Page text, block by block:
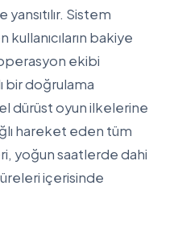
Sistem
bakiye
ekibi
bir doğrulama
dürüst oyun ilkelerine
hareket eden tüm
yoğun saatlerde dahi
içerisinde